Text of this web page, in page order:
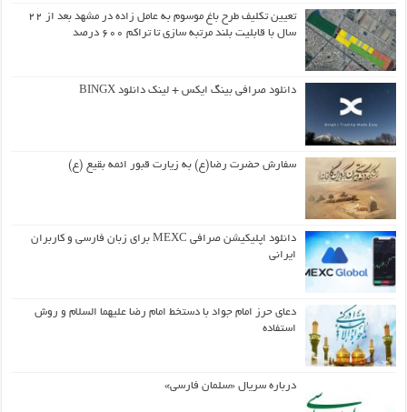
تعیین تکلیف طرح باغ موسوم به عامل زاده در مشهد بعد از ۲۲
سال با قابلیت بلند مرتبه سازی تا تراکم ۶۰۰ درصد
دانلود صرافی بینگ ایکس + لینک دانلود BINGX
سفارش حضرت رضا(ع) به زیارت قبور ائمه بقیع (ع)
دانلود اپلیکیشن صرافی MEXC برای زبان فارسی و کاربران
ایرانی
دعای حرز امام جواد با دستخط امام رضا علیهما السلام و روش
استفاده
درباره سریال «سلمان فارسی»